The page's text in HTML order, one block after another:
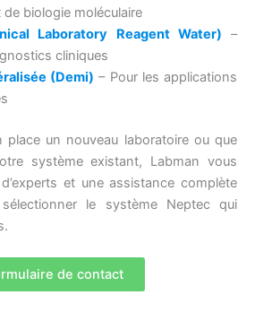
de biologie moléculaire
Laboratory Reagent Water) –
cliniques
(Demi) – Pour les applications
place un nouveau laboratoire ou que
système existant, Labman vous
et une assistance complète
le système Neptec qui
de contact